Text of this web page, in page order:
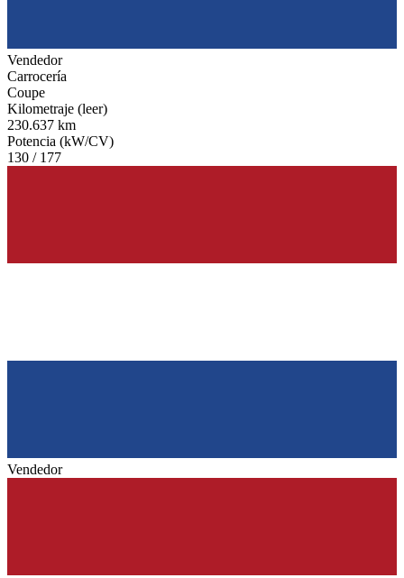
Vendedor
Carrocería
Coupe
Kilometraje (leer)
230.637 km
Potencia (kW/CV)
130 / 177
Vendedor